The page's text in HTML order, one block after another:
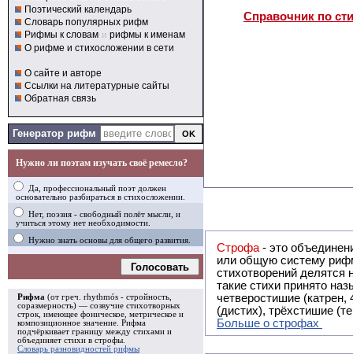
Поэтический календарь
Словарь популярных рифм
Рифмы к словам и рифмы к именам
О рифме и стихосложении в сети
О сайте и авторе
Ссылки на литературные сайты
Обратная связь
Генератор рифм
Нужно ли поэтам изучать своё ремесло?
Да, профессиональный поэт должен
основательно разбираться в стихосложении.
Нет, поэзия - свободный полёт мысли, и
учиться этому нет необходимости.
Нужно знать основы для общего развития.
Голосовать
Рифма (от греч. rhythmós - стройность,
соразмерность) — созвучие стихотворных
строк, имеющее фоническое, метрическое и
композиционное значение. Рифма
подчёркивает границу между стихами и
объединяет стихи в строфы
Словарь разновидностей рифмы
Справочник по
Строфа - это объединение двух
или общую систему рифм, и регулярно или периодически
стихотворений делятся на строфы и т.о. являются строфическими.
такие стихи принято называть астрофическими. Самая популярная строфа в русской поэзии -
четверостишие
(дистих), трёхстишие
Больше о строфах